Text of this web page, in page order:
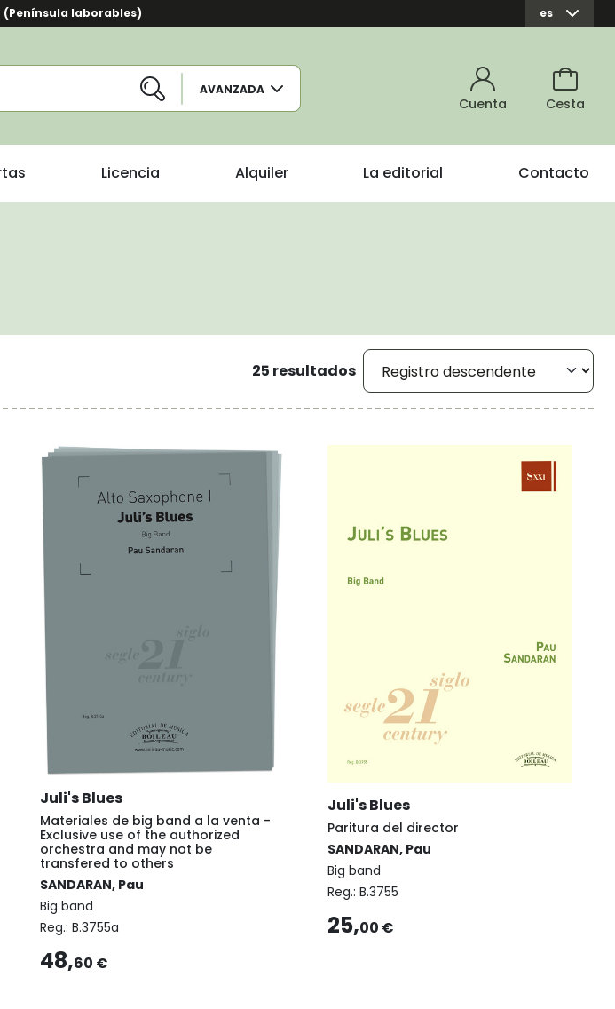
(Península laborables) es
AVANZADA
Cuenta Cesta
Licencia Alquiler La editorial Contacto
25 resultados
Juli's Blues
Materiales de big band a la venta -
Exclusive use of the authorized
orchestra and may not be
transfered to others
SANDARAN, Pau
Big band
Reg.: B.3755a
48,60 €
Juli's Blues
Paritura del director
SANDARAN, Pau
Big band
Reg.: B.3755
25,00 €